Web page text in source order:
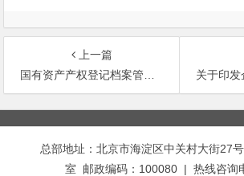
上一篇
国有资产产权登记档案管理暂行办法
关于印发企业国有
文
章
总部地址：北京市海淀区中关村大街27
室 邮政编码：100080 | 热线咨询